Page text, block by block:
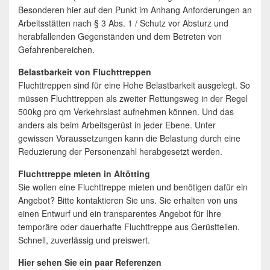
Besonderen hier auf den Punkt im Anhang Anforderungen an
Arbeitsstätten nach § 3 Abs. 1 / Schutz vor Absturz und
herabfallenden Gegenständen und dem Betreten von
Gefahrenbereichen.
Belastbarkeit von Fluchttreppen
Fluchttreppen sind für eine Hohe Belastbarkeit ausgelegt. So
müssen Fluchttreppen als zweiter Rettungsweg in der Regel
500kg pro qm Verkehrslast aufnehmen können. Und das
anders als beim Arbeitsgerüst in jeder Ebene. Unter
gewissen Voraussetzungen kann die Belastung durch eine
Reduzierung der Personenzahl herabgesetzt werden.
Fluchttreppe mieten in Altötting
Sie wollen eine Fluchttreppe mieten und benötigen dafür ein
Angebot? Bitte kontaktieren Sie uns. Sie erhalten von uns
einen Entwurf und ein transparentes Angebot für Ihre
temporäre oder dauerhafte Fluchttreppe aus Gerüstteilen.
Schnell, zuverlässig und preiswert.
Hier sehen Sie ein paar Referenzen